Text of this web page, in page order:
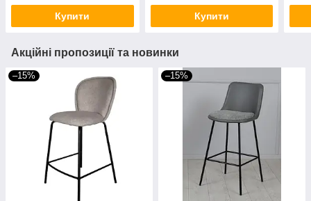
Купити Купити
Акційні пропозиції та новинки
–15% –15%